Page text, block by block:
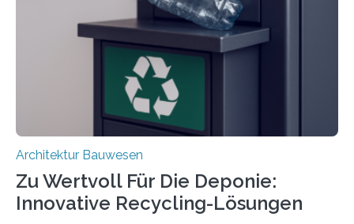
trennen. Der Fokus lag auf der Verbindung von
Bauteilen mit unterschiedlicher Lebensdauer, bei denen
irreversible Verbindungen den Austausch üblicherweise
erschweren. Hierzu untersuchten die Forschenden zwei
unterschiedliche Zugänge. Einerseits klebten sie…
Architektur Bauwesen
Zu Wertvoll Für Die Deponie:
Innovative Recycling-Lösungen